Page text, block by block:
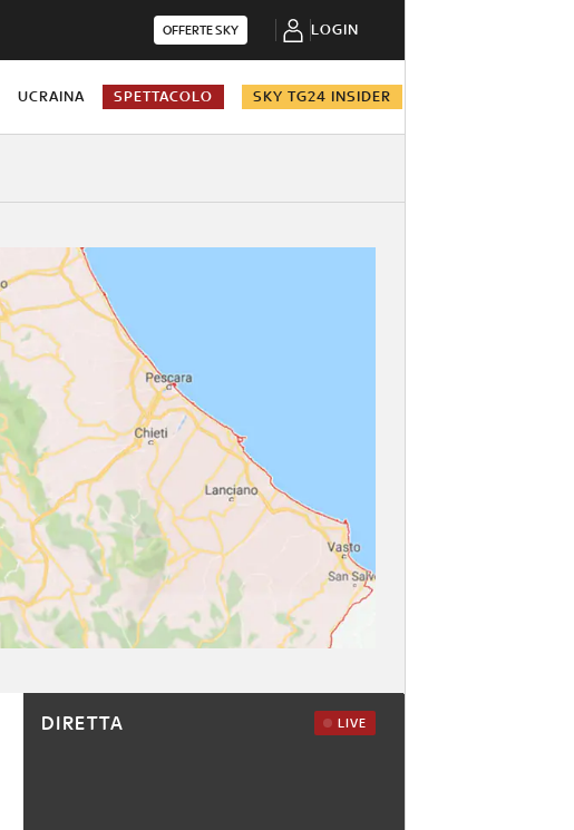
OFFERTE SKY LOGIN
UCRAINA SPETTACOLO SKY TG24 INSIDER
DIRETTA LIVE